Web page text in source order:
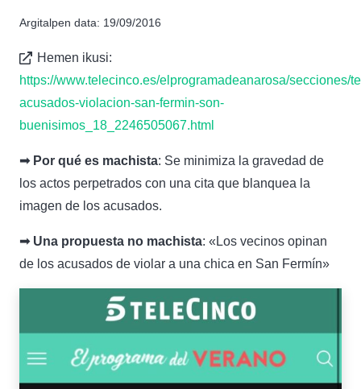
Argitalpen data: 19/09/2016
Hemen ikusi:
https://www.telecinco.es/elprogramadeanarosa/secciones/
acusados-violacion-san-fermin-son-
buenisimos_18_2246505067.html
➟ Por qué es machista: Se minimiza la gravedad de
los actos perpetrados con una cita que blanquea la
imagen de los acusados.
➟ Una propuesta no machista: «Los vecinos opinan
de los acusados de violar a una chica en San Fermín»